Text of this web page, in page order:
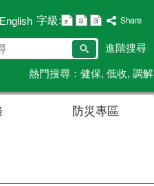
English 字級:
搜
尋
進階搜尋
熱門搜尋： 健保 低收 調解
防災專區